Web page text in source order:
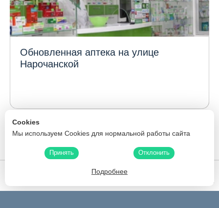
Обновленная аптека на улице
Нарочанской
175
182 183 184 185 186 ...241
Cookies
Мы используем Cookies для нормальной работы сайта
Принять Отклонить
Подробнее